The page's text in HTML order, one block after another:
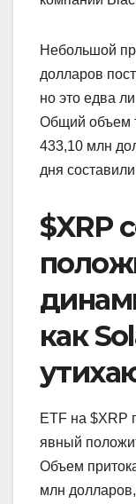
Небольшой
долларов
но это едва
Общий объем
433,10 млн
дня
$XRP
как
ETF на $XRP
явный
Объем
млн